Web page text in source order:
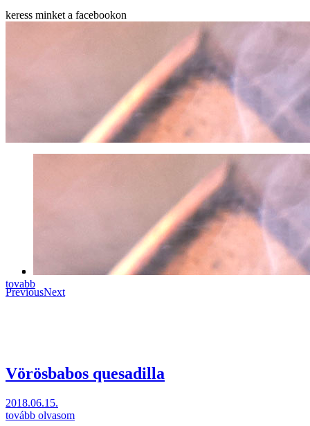
keress minket a facebookon
PreviousNext
tovabb
Vörösbabos quesadilla
2018.06.15.
tovább olvasom